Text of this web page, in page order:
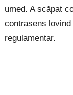
umed. A scăpat
contrasens
regulamentar.